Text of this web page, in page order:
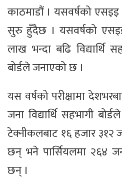
काठमाडौं । यसवर्षको एसइइ
सुरु हुँदैछ । यसवर्षको एसइइ
लाख भन्दा बढि विद्यार्थि
बोर्डले जनाएको छ ।
यस वर्षको परीक्षामा
जना विद्यार्थि सहभागी
टेक्नीकलबाट १६ हजार ३१२
छन् भने पार्सियलमा २६४
छन् ।